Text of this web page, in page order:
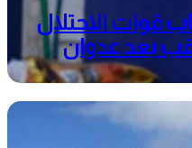
قوات الاحتلال
بعد عدوان